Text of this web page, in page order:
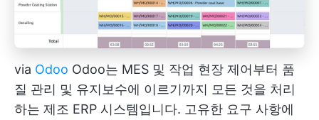
via Odoo Odoo는 MES 및 작업 현장 제어부터 품
질 관리 및 유지보수에 이르기까지 모든 것을 처리
하는 제조 ERP 시스템입니다. 고유한 요구 사항에